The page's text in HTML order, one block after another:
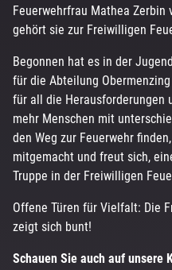
Feuerwehrfrau Mathea
gehört sie zur Freiwilligen
Begonnen hat es in der
für die Abteilung
für all die Herausforderungen
mehr Menschen mit
den Weg zur Feuerwehr
mitgemacht und freut sich,
Truppe in der Freiwilligen
Offene Türen für Vielfalt: Die
zeigt sich bunt!
Schauen Sie auch auf unsere